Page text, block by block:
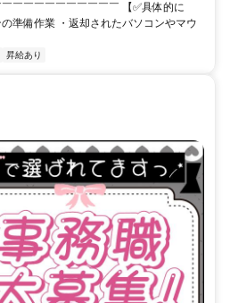
￣￣￣￣￣￣￣￣￣￣ 【✅️具体的に
準備作業 ・返却されたバソコンやマウ
昇給あり